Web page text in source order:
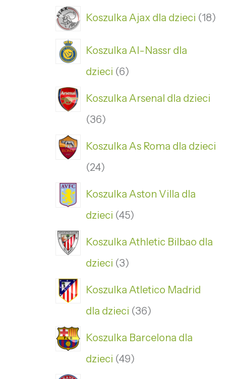
Koszulka Ajax dla dzieci 18
Koszulka Al-Nassr dla
dzieci 6
Koszulka Arsenal dla dzieci
36
Koszulka As Roma dla dzieci
24
Koszulka Aston Villa dla
dzieci 45
Koszulka Athletic Bilbao dla
dzieci 3
Koszulka Atletico Madrid
dla dzieci 36
Koszulka Barcelona dla
dzieci 49